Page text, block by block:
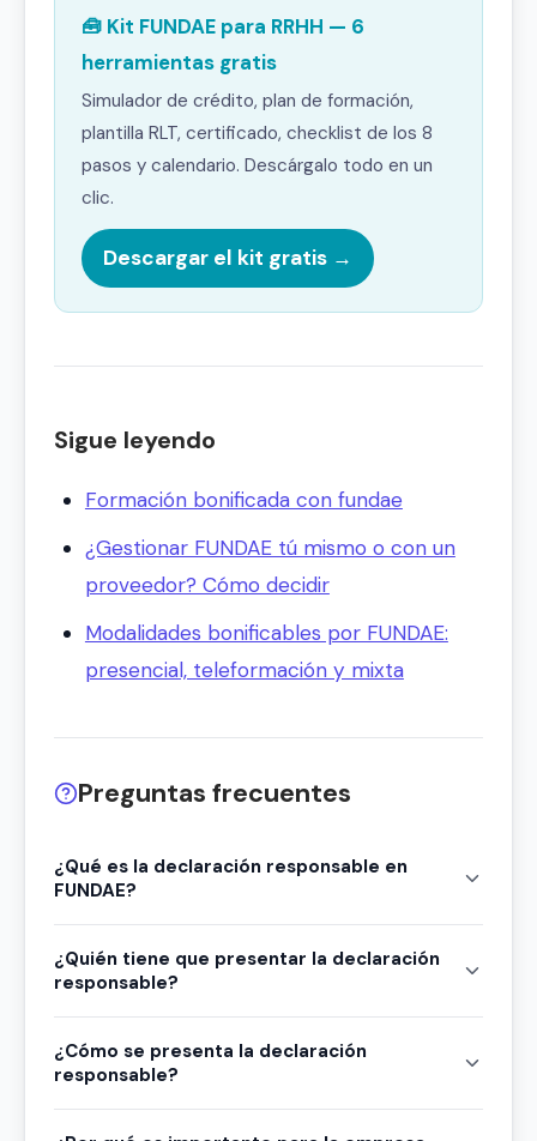
🧰 Kit FUNDAE para RRHH — 6
herramientas gratis
Simulador de crédito, plan de formación,
plantilla RLT, certificado, checklist de los 8
pasos y calendario. Descárgalo todo en un
clic.
Descargar el kit gratis →
Sigue leyendo
Formación bonificada con fundae
¿Gestionar FUNDAE tú mismo o con un
proveedor? Cómo decidir
Modalidades bonificables por FUNDAE:
presencial, teleformación y mixta
Preguntas frecuentes
¿Qué es la declaración responsable en
FUNDAE?
¿Quién tiene que presentar la declaración
responsable?
¿Cómo se presenta la declaración
responsable?